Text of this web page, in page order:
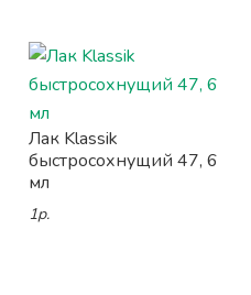
Лак Klassik
быстросохнущий 47, 6
мл
1р.